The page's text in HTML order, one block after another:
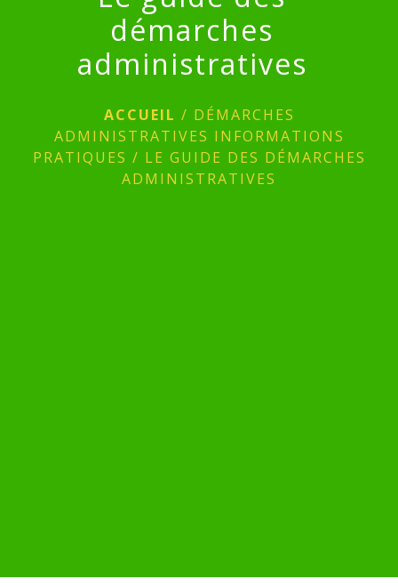
démarches
administratives
ACCUEIL / DÉMARCHES
ADMINISTRATIVES INFORMATIONS
PRATIQUES / LE GUIDE DES DÉMARCHES
ADMINISTRATIVES